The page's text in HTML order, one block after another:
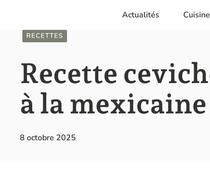
contenu
Actualités Cuisine
RECETTES
Recette
à la mexicaine
8 octobre 2025